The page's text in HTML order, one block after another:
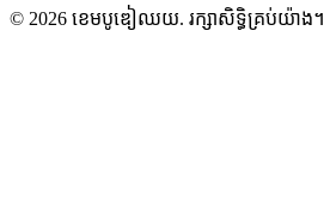
© 2026 ខេមបូឌៀឈយ. រក្សាសិទ្ធិគ្រប់យ៉ាង។